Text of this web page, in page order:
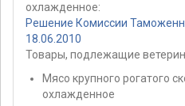
охлажденное:
Решение Комиссии
18.06.2010
Товары, подлежащие
Мясо крупного рогатого
охлажденное